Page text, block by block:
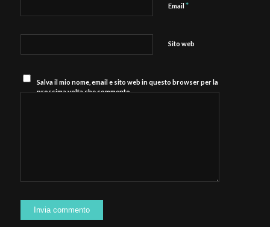
Email *
Sito web
Salva il mio nome, email e sito web in questo browser per la
prossima volta che commento.